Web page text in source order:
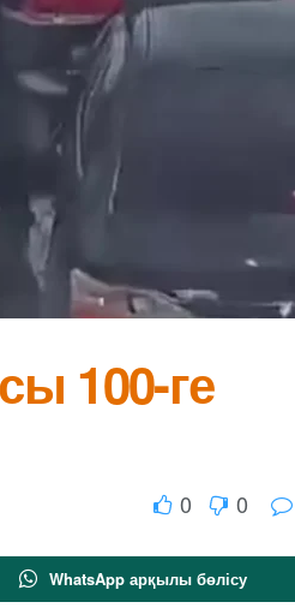
100-ге
0 0
WhatsApp арқылы бөлісу